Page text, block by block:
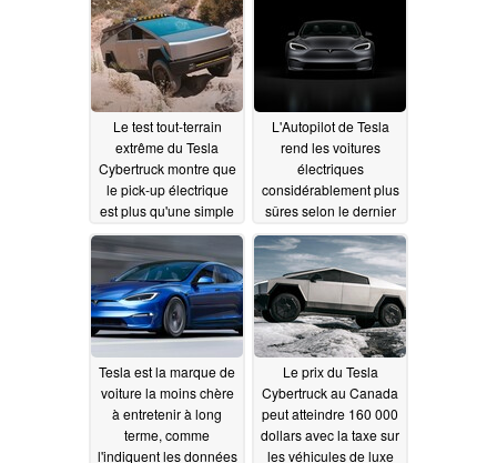
08/10/2024
Le test tout-terrain
extrême du Tesla
Cybertruck montre que
le pick-up électrique
est plus qu'une simple
idée reçue futuriste
08/10/2024
L'Autopilot de Tesla
rend les voitures
électriques
considérablement plus
sûres selon le dernier
rapport sur la sécurité
des véhicules08/09/2024
Tesla est la marque de
voiture la moins chère
à entretenir à long
terme, comme
l'indiquent les données
Le prix du Tesla
Cybertruck au Canada
peut atteindre 160 000
dollars avec la taxe sur
les véhicules de luxe